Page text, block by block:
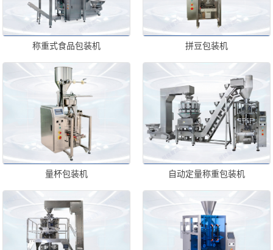
称重式食品包装机 拼豆包装机
量杯包装机 自动定量称重包装机